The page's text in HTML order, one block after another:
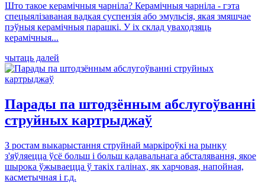
Што такое керамічныя чарніла? Керамічныя чарніла - гэта
спецыялізаваная вадкая суспензія або эмульсія, якая змяшчае
пэўныя керамічныя парашкі. У іх склад уваходзяць
керамічныя...
чытаць далей
Парады па штодзённым абслугоўванні
струйных картрыджаў
З ростам выкарыстання струйнай маркіроўкі на рынку
з'яўляецца ўсё больш і больш кадавальнага абсталявання, якое
шырока ўжываецца ў такіх галінах, як харчовая, напойная,
касметычная і г.д.